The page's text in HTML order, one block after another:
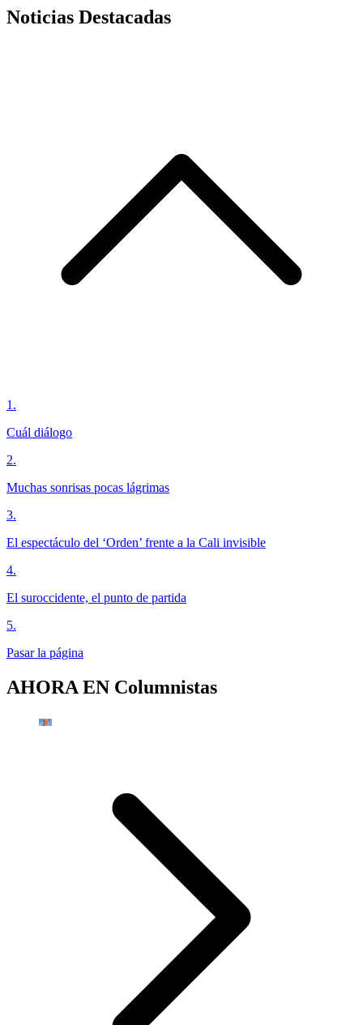
Noticias Destacadas
1 .
Cuál diálogo
2.
Muchas sonrisas pocas lágrimas
3.
El espectáculo del ‘Orden’ frente a la Cali invisible
4.
El suroccidente, el punto de partida
5.
Pasar la página
AHORA EN Columnistas